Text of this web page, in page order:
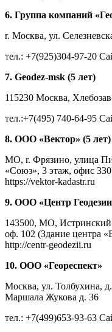
6. Группа компаний
r. Москва, ул.
тел.: +7(925)304-97-20
7. Geodez-msk (5 лет)
115230 Москва,
тел.:+7(495) 740-64-95
8. ООО «Вектор» (5 лет)
МО, r. Фрязино, улица
«Союз», 3 этаж, офис
https://vektor-kadastr.ru
9. ООО «Центр
143500, МО,
оф. 102 (Здание центра
http://centr-geodezii.ru
10. ООО «Геореспект»
Москва, ул. Толбухина,
Маршала Жукова д. 36
тел.: +7(499)653-93-63